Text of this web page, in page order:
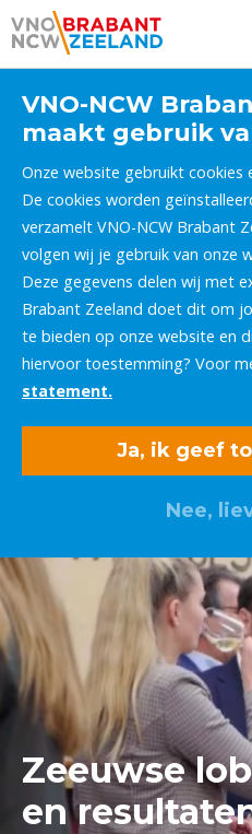
VNO-NCW
maakt gebruik
Onze website gebruikt cookies
De cookies worden
verzamelt VNO-NCW Brabant
volgen wij je gebruik van onze
Deze gegevens delen wij met
Brabant Zeeland doet dit om
te bieden op onze website en
hiervoor toestemming? Voor
statement.
Ja, ik geef
Nee,
Zeeuwse
en